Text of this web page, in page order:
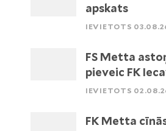
apskats
IEVIETOTS
FS Metta
pieveic FK
IEVIETOTS
FK Metta